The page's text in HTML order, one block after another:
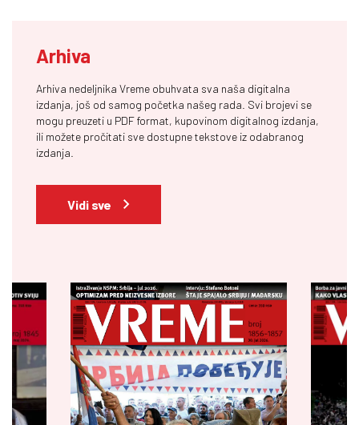
Arhiva
Arhiva nedeljnika Vreme obuhvata sva naša digitalna
izdanja, još od samog početka našeg rada. Svi brojevi se
mogu preuzeti u PDF format, kupovinom digitalnog izdanja,
ili možete pročitati sve dostupne tekstove iz odabranog
izdanja.
Vidi sve